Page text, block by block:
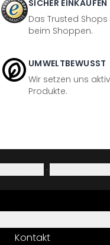
SICHER EINKAUFEN
Das Trusted
beim Shoppen.
UMWELTBEWUSST
Wir setzen uns
Produkte.
·
Kontakt